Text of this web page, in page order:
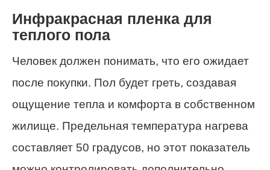
Инфракрасная пленка для
теплого пола
Человек должен понимать, что его ожидает
после покупки. Пол будет греть, создавая
ощущение тепла и комфорта в собственном
жилище. Предельная температура нагрева
составляет 50 градусов, но этот показатель